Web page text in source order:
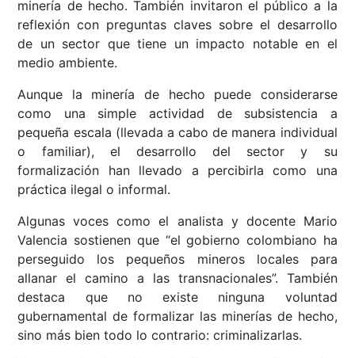
minería de hecho. También invitaron el público a la
reflexión con preguntas claves sobre el desarrollo
de un sector que tiene un impacto notable en el
medio ambiente.
Aunque la minería de hecho puede considerarse
como una simple actividad de subsistencia a
pequeña escala (llevada a cabo de manera individual
o familiar), el desarrollo del sector y su
formalización han llevado a percibirla como una
práctica ilegal o informal.
Algunas voces como el analista y docente Mario
Valencia sostienen que “el gobierno colombiano ha
perseguido los pequeños mineros locales para
allanar el camino a las transnacionales”. También
destaca que no existe ninguna voluntad
gubernamental de formalizar las minerías de hecho,
sino más bien todo lo contrario: criminalizarlas.